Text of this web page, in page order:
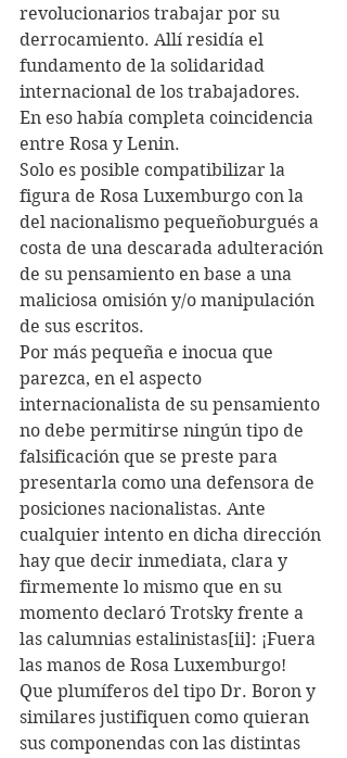
revolucionarios trabajar por su
derrocamiento. Allí residía el
fundamento de la solidaridad
internacional de los trabajadores.
En eso había completa coincidencia
entre Rosa y Lenin.
Solo es posible compatibilizar la
figura de Rosa Luxemburgo con la
del nacionalismo pequeñoburgués a
costa de una descarada adulteración
de su pensamiento en base a una
maliciosa omisión y/o manipulación
de sus escritos.
Por más pequeña e inocua que
parezca, en el aspecto
internacionalista de su pensamiento
no debe permitirse ningún tipo de
falsificación que se preste para
presentarla como una defensora de
posiciones nacionalistas. Ante
cualquier intento en dicha dirección
hay que decir inmediata, clara y
firmemente lo mismo que en su
momento declaró Trotsky frente a
las calumnias estalinistas[ii]: ¡Fuera
las manos de Rosa Luxemburgo!
Que plumíferos del tipo Dr. Boron y
similares justifiquen como quieran
sus componendas con las distintas